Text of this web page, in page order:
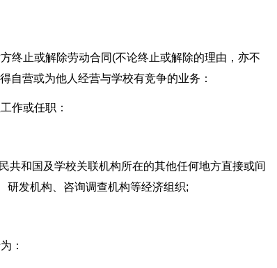
终止或解除劳动合同(不论终止或解除的理由，亦不
自营或为他人经营与学校有竞争的业务：
作或任职：
共和国及学校关联机构所在的其他任何地方直接或间
研发机构、咨询调查机构等经济组织;
：